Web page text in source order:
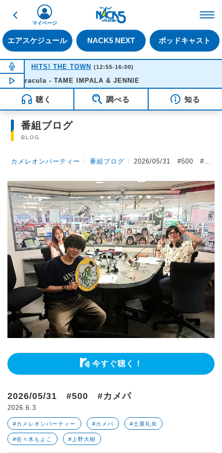
戻る
エアスケジュール NACK5 NEXT ポッドキャスト
マイページ
NOW ON AIR
HITS! THE TOWN (12:55-16:00)
NOW PLAYING 12:49
Dracula - TAME IMPALA & JENNIE
聴く 調べる 知る
番組ブログ
BLOG
カメレオンパーティー 〉番組ブログ 〉2026/05/31 #500 #カメパ
今すぐ聴く！
2026/05/31 #500 #カメパ
2026.6.3
#カメレオンパーティー #カメパ #土屋礼央
#佐々木もよこ #上野大樹